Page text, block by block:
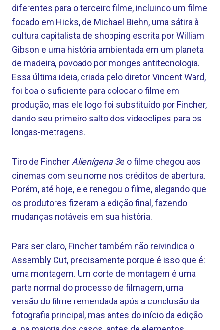
diferentes para o terceiro filme, incluindo um filme
focado em Hicks, de Michael Biehn, uma sátira à
cultura capitalista de shopping escrita por William
Gibson e uma história ambientada em um planeta
de madeira, povoado por monges antitecnologia.
Essa última ideia, criada pelo diretor Vincent Ward,
foi boa o suficiente para colocar o filme em
produção, mas ele logo foi substituído por Fincher,
dando seu primeiro salto dos videoclipes para os
longas-metragens.
Tiro de Fincher Alienígena 3e o filme chegou aos
cinemas com seu nome nos créditos de abertura.
Porém, até hoje, ele renegou o filme, alegando que
os produtores fizeram a edição final, fazendo
mudanças notáveis ​​em sua história.
Para ser claro, Fincher também não reivindica o
Assembly Cut, precisamente porque é isso que é:
uma montagem. Um corte de montagem é uma
parte normal do processo de filmagem, uma
versão do filme remendada após a conclusão da
fotografia principal, mas antes do início da edição